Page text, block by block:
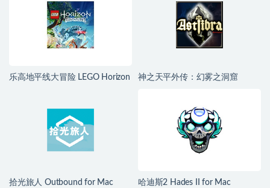
乐高地平线大冒险 LEGO Horizon
神之天平外传：幻雾之洞窟
拾光旅人 Outbound for Mac
哈迪斯2 Hades II for Mac